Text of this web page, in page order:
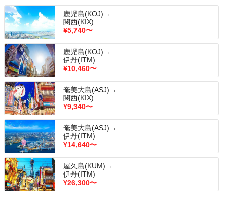
鹿児島(KOJ)→
関西(KIX)
¥5,740〜
鹿児島(KOJ)→
伊丹(ITM)
¥10,460〜
奄美大島(ASJ)→
関西(KIX)
¥9,340〜
奄美大島(ASJ)→
伊丹(ITM)
¥14,640〜
屋久島(KUM)→
伊丹(ITM)
¥26,300〜